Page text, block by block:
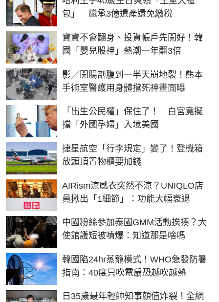
包」 繼承3億遺產還免繳稅
寶寶不會翻身、投資帳戶先開好！韓
國「嬰兒股神」熱潮一年翻3倍
影／開腸剖腹到一半天崩地裂！熊本
手術室醫護用身體擋死神畫面曝
「出生公民權」保住了！ 白宮竟擬
擋「外國孕婦」入境美國
捷星航空「行李規定」變了！登機箱
放頭頂置物櫃要加錢
AIRism涼感衣突然不涼？UNIQLO店
員揪出「1細節」：功能大幅衰退
中國粉絲參加泰國GMM活動挨揍？大
使館護短被噴爆：知道那是啥嗎
韓國陷24hr蒸籠模式！WHO急發防暑
指南：40度只吹電扇恐越吹越熱
日35歲最年輕帥知事顏值炸裂！全網